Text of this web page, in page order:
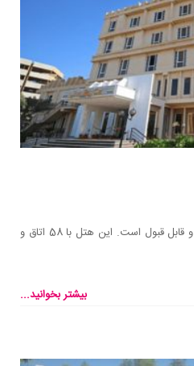
امکانات هتل گاردنیا کیش متوسط و قابل قبول است. این هتل با 58 اتاق و
بیشتر بخوانید...